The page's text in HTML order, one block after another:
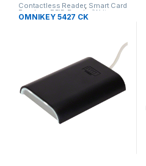
Contactless Reader, Smart Card
Readers,RFID Reader/Writer
NFC Readers
OMNIKEY 5427 CK